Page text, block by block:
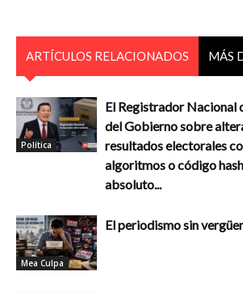
ARTÍCULOS RELACIONADOS MÁS
Política
El Registrador Nacional
del Gobierno sobre
resultados electorales
algoritmos o código
absoluto...
Mea Culpa
El periodismo sin